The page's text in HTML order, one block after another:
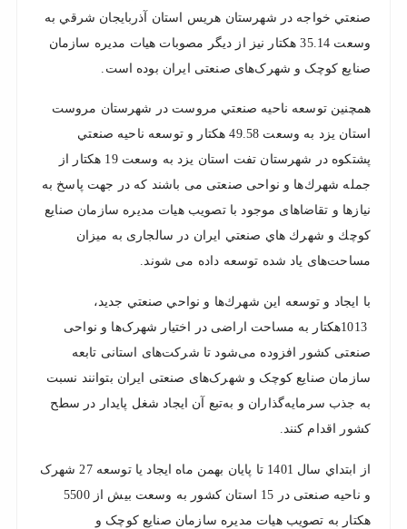
صنعتي خواجه در شهرستان هريس استان آذربايجان شرقي به
وسعت 35.14 هكتار نيز از ديگر مصوبات هیات مدیره سازمان
صنایع کوچک و شهرک‌های صنعتی ایران بوده است.
همچنين توسعه ناحيه صنعتي مروست در شهرستان مروست
استان يزد به وسعت 49.58 هكتار و توسعه ناحيه صنعتي
پشتكوه در شهرستان تفت استان يزد به وسعت 19 هكتار از
جمله شهرك‌ها و نواحی صنعتی می باشند كه در جهت پاسخ به
نيازها و تقاضاهای موجود با تصويب هيات مديره سازمان صنايع
كوچك و شهرك هاي صنعتي ايران در سالجاری به ميزان
مساحت‌های ياد شده توسعه داده می شوند.
با ايجاد و توسعه اين شهرك‌ها و نواحي صنعتي جديد،
1013هكتار به مساحت اراضی در اختیار شهرک‌ها و نواحی
صنعتی کشور افزوده می‌شود تا شرکت‌های استانی تابعه
سازمان صنایع کوچک و شهرک‌های صنعتی ایران بتوانند نسبت
به جذب سرمایه‌گذاران و به‌تبع آن ایجاد شغل پایدار در سطح
کشور اقدام کنند.
از ابتداي سال 1401 تا پايان بهمن ماه ایجاد یا توسعه 27 شهرک
و ناحیه صنعتی در 15 استان کشور به وسعت بیش از 5500
هکتار به تصویب هیات مدیره سازمان صنایع کوچک و